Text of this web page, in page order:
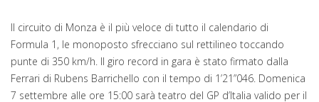
Il circuito di Monza è il più veloce di tutto il calendario di
Formula 1, le monoposto sfrecciano sul rettilineo toccando
punte di 350 km/h. Il giro record in gara è stato firmato dalla
Ferrari di Rubens Barrichello con il tempo di 1’21”046. Domenica
7 settembre alle ore 15:00 sarà teatro del GP d’Italia valido per il